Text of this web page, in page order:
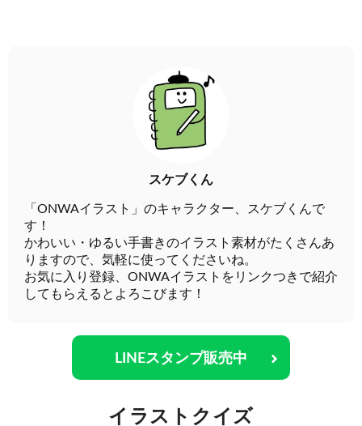
スケブくん
「ONWAイラスト」のキャラクター、スケブくんで
す！
かわいい・ゆるい手書きのイラスト素材がたくさんあ
りますので、気軽に使ってくださいね。
お気に入り登録、ONWAイラストをリンクつきで紹介
してもらえるとよろこびます！
LINEスタンプ販売中
イラストクイズ